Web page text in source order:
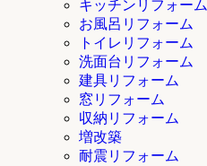
キッチンリフォーム
お風呂リフォーム
トイレリフォーム
洗面台リフォーム
建具リフォーム
窓リフォーム
収納リフォーム
増改築
耐震リフォーム